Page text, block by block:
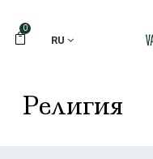
0
RU
Религия